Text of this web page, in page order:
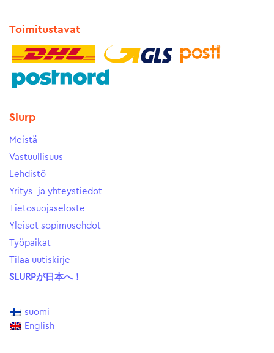
Toimitustavat
Slurp
Meistä
Vastuullisuus
Lehdistö
Yritys- ja yhteystiedot
Tietosuojaseloste
Yleiset sopimusehdot
Työpaikat
Tilaa uutiskirje
SLURPが日本へ！
suomi
English